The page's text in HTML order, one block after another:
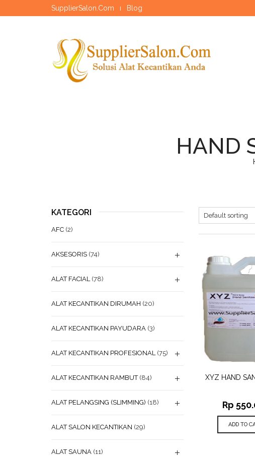
SupplierSalon.Com Blog
HAND
ADD TO
WISHLIST
XYZ HAND
Rp
ADD TO
KATEGORI
AFC (2)
AKSESORIS (74)
ALAT FACIAL (78)
ALAT KECANTIKAN DIRUMAH (20)
ALAT KECANTIKAN PAYUDARA (3)
ALAT KECANTIKAN PROFESIONAL (75)
ALAT KECANTIKAN RAMBUT (84)
ALAT PELANGSING (SLIMMING) (18)
ALAT SALON KECANTIKAN (29)
ALAT SAUNA (11)